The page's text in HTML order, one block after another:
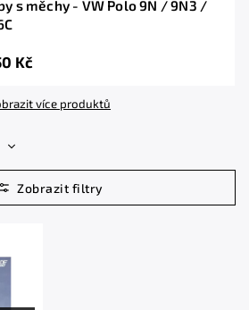
s měchy - VW Polo 9N / 9N3 /
Kč
více produktů